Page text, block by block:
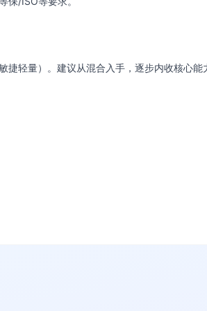
捷轻量）。建议从混合入手，逐步内收核心能